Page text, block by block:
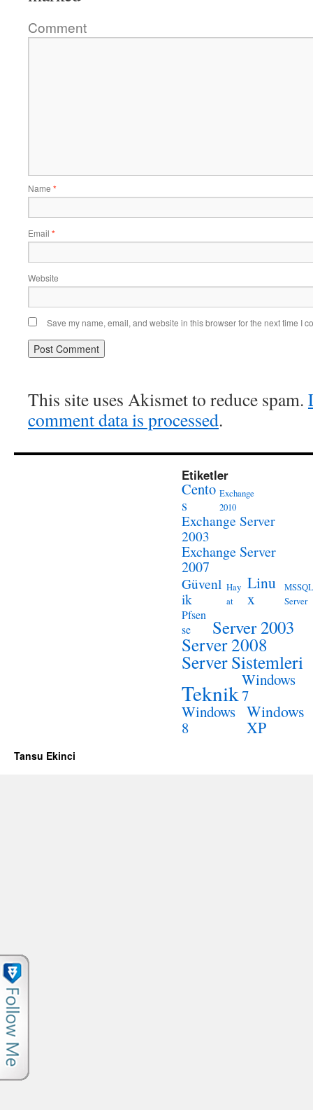
Comment
Name *
Email *
Website
Save my name, email, and website in this browser for the next time I
This site uses Akismet to reduce spam.
comment data is processed.
Etiketler
Cento
s
Exchange
2010
Exchange Server
2003
Exchange Server
2007
Güvenl
ik
Hay
at
Linu
x
MSSQL
Server
Pfsen
se
Server 2003
Server 2008
Server Sistemleri
TeknikWindows
7
Windows
8
Windows
XP
Tansu Ekinci